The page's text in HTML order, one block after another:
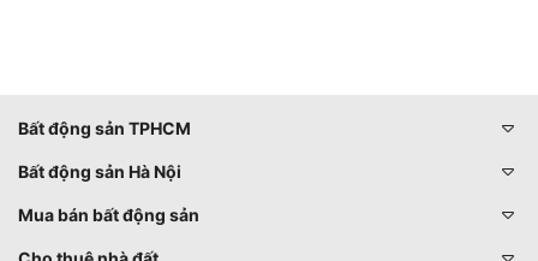
Bất động sản TPHCM
Bất động sản Hà Nội
Mua bán bất động sản